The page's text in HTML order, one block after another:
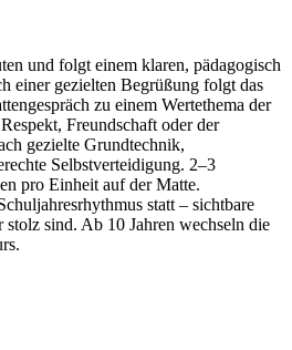
und folgt einem klaren, pädagogisch
einer gezielten Begrüßung folgt das
zu einem Wertethema der
Freundschaft oder der
gezielte Grundtechnik,
Selbstverteidigung. 2–3
pro Einheit auf der Matte.
statt – sichtbare
sind. Ab 10 Jahren wechseln die